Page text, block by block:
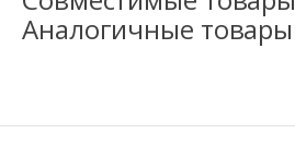
Аналогичные товары